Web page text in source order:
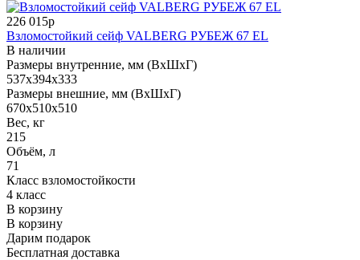
226 015р
Взломостойкий сейф VALBERG РУБЕЖ 67 EL
В наличии
Размеры внутренние, мм (ВхШхГ)
537x394x333
Размеры внешние, мм (ВхШхГ)
670x510x510
Вес, кг
215
Объём, л
71
Класс взломостойкости
4 класс
В корзину
В корзину
Дарим подарок
Бесплатная доставка